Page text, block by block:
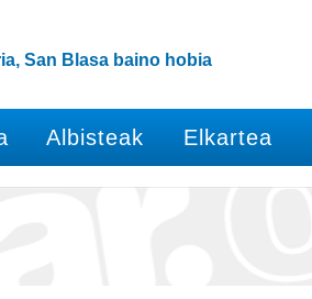
San Blasa baino hobia
Albisteak Elkartea